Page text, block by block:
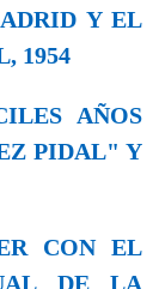
Y EL
1954
AÑOS
PIDAL" Y
CON EL
DE LA